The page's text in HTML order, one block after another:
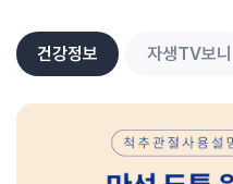
건강정보 자생TV보니